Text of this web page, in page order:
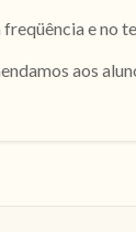
e no
aos